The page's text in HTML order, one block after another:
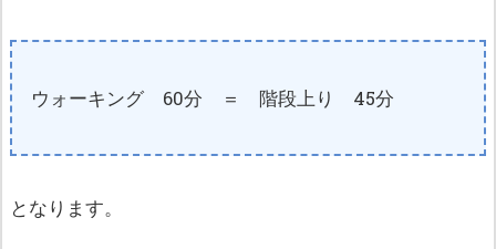
ウォーキング 60分 ＝ 階段上り 45分
となります。